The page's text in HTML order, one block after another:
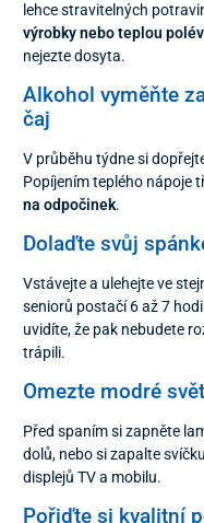
lehce stravitelných
výrobky nebo teplou
nejezte dosyta.
Alkohol vyměňte
čaj
V průběhu týdne si
Popíjením teplého nápoje
na odpočinek.
Dolaďte svůj
Vstávejte a ulehejte ve
seniorů postačí 6 až 7
uvidíte, že pak nebudete
trápili.
Omezte modré
Před spaním si zapněte
dolů, nebo si zapalte
displejů TV a mobilu.
Pořiďte si kvalitní